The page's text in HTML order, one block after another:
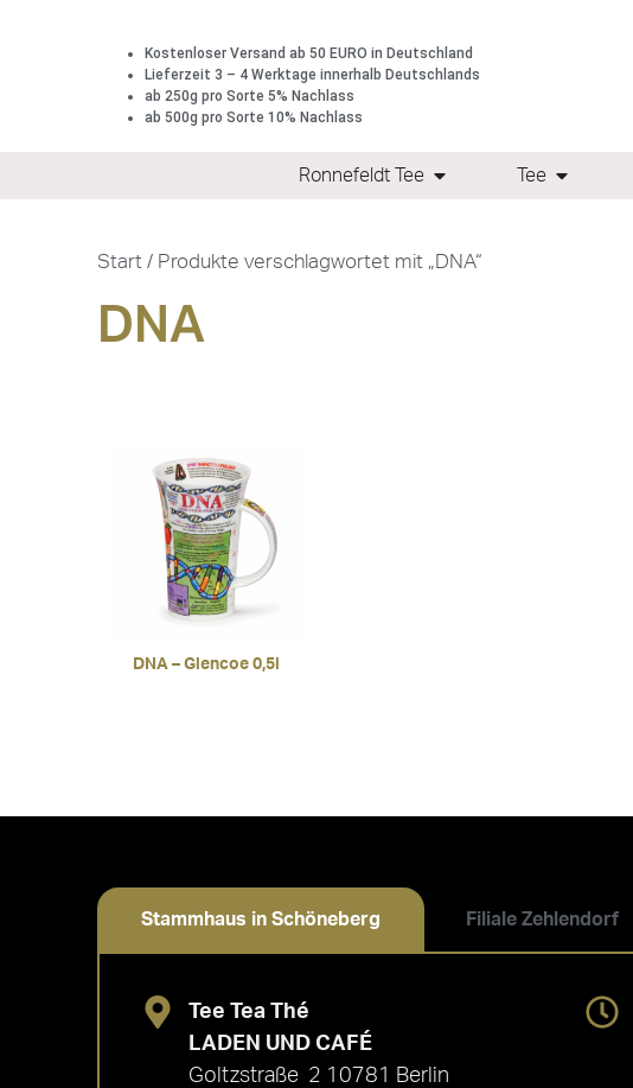
Kostenloser Versand ab 50 EURO in Deutschland
Lieferzeit 3 – 4 Werktage innerhalb Deutschlands
ab 250g pro Sorte 5% Nachlass
ab 500g pro Sorte 10% Nachlass
Ronnefeldt Tee Tee
Start / Produkte verschlagwortet mit „DNA“
DNA
DNA – Glencoe 0,5l
Stammhaus in Schöneberg Filiale Zehlendorf
Tee Tea Thé
LADEN UND CAFÉ
Goltzstraße 2 10781 Berlin